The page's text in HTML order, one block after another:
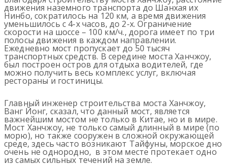
движения наземного транспорта до Шанхая их
Нинбо, сократилось на 120 км, а время движения
уменьшилось с 4-х часов, до 2-х. Ограничение
скорости на шоссе – 100 км/ч., дорога имеет по три
полосы движения в каждом направлении.
Ежедневно мост пропускает до 50 тысяч
транспортных средств. В середине моста Ханчжоу,
был построен остров для отдыха водителей, где
можно получить весь комплекс услуг, включая
рестораны и гостиницы.
Главный инженер строительства моста Ханчжоу,
Ванг Йонг, сказал, что данный мост, является
важнейшим мостом не только в Китае, но и в мире.
Мост Ханчжоу, не только самый длинный в мире (по
морю), но также сооружен в сложной окружающей
среде, здесь часто возникают Тайфуны, морское дно
очень не однородно, в этом месте протекает одно
из самых сильных течений на земле.